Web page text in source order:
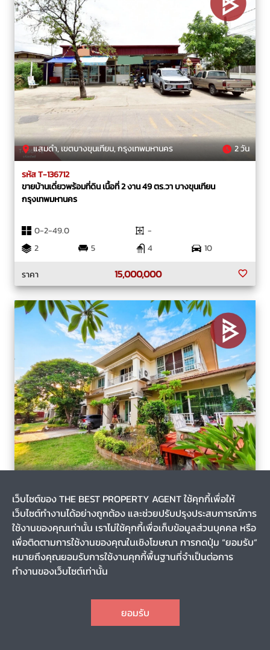
แสมดำ, เขตบางขุนเทียน, กรุงเทพมหานคร 2 วัน
รหัส T-136712
ขายบ้านเดี่ยวพร้อมที่ดิน เนื้อที่ 2 งาน 49 ตร.วา บางขุนเทียน
กรุงเทพมหานคร
0-2-49.0
-
2
5 4
10
ราคา
15,000,000
รหัส T-136010
ขายบ้านเดี่ยวสุดหรู หมู่บ้านเดอะวอเตอร์ เฮ้าส์ บางแค (The
Waterhouse Bangkhae) กรุงเทพฯ
0-2-66.2
-
2
12
24,500,000
เว็บไซต์ของ THE BEST PROPERTY AGENT ใช้คุกกี้เพื่อให้
เว็บไซต์ทำงานได้อย่างถูกต้อง และช่วยปรับปรุงประสบการณ์การ
ใช้งานของคุณเท่านั้น เราไม่ใช้คุกกี้เพื่อเก็บข้อมูลส่วนบุคคล หรือ
เพื่อติดตามการใช้งานของคุณในเชิงโฆษณา การกดปุ่ม “ยอมรับ”
หมายถึงคุณยอมรับการใช้งานคุกกี้พื้นฐานที่จำเป็นต่อการ
ทำงานของเว็บไซต์เท่านั้น
ยอมรับ